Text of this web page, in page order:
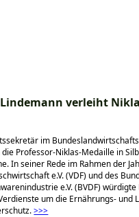
verleiht
im
Professor-Niklas-Medaille in
In seiner Rede im Rahmen der
e.V. (VDF) und des
e.V. (BVDF)
um die Ernährungs- und
>>>